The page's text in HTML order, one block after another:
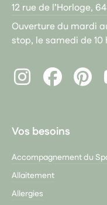
12 rue de l’Horloge,
Ouverture du mardi
stop, le samedi de 10
InstagramFacebook
Vos besoins
Accompagnement du
Allaitement
Allergies